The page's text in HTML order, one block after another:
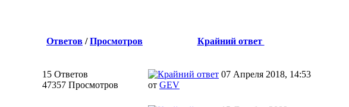
Ответов /Просмотров
Крайний ответ
15 Ответов
47357 Просмотров
07 Апреля 2018, 14:53
от GEV